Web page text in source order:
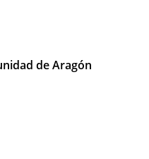
de Aragón